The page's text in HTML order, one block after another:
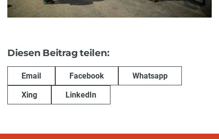
Diesen Beitrag teilen:
Email Facebook Whatsapp
Xing LinkedIn